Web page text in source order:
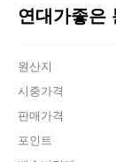
연대가좋은
원산지
시중가격
판매가격
포인트